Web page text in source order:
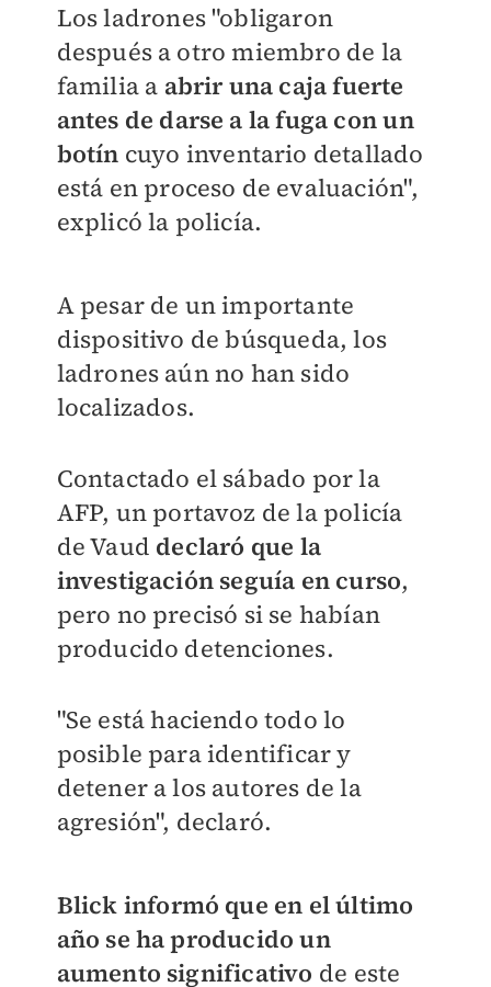
Los ladrones "obligaron
después a otro miembro de la
familia a abrir una caja fuerte
antes de darse a la fuga con un
botín cuyo inventario detallado
está en proceso de evaluación",
explicó la policía.
A pesar de un importante
dispositivo de búsqueda, los
ladrones aún no han sido
localizados.
Contactado el sábado por la
AFP, un portavoz de la policía
de Vaud declaró que la
investigación seguía en curso,
pero no precisó si se habían
producido detenciones.
"Se está haciendo todo lo
posible para identificar y
detener a los autores de la
agresión", declaró.
Blick informó que en el último
año se ha producido un
aumento significativo de este